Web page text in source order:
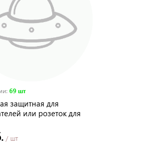
:69 шт
защитная для
или розеток для
TDM*
/ шт